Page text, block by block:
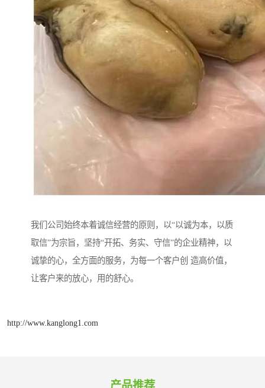
我们公司始终本着诚信经营的原则，以“以诚为本，以质
取信”为宗旨，坚持“开拓、务实、守信”的企业精神，以
诚挚的心，全方面的服务，为每一个客户创 造高价值，
让客户来的放心，用的舒心。
http://www.kanglong1.com
产品推荐